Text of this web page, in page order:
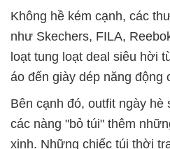
Không hề kém cạnh, các
như Skechers, FILA,
loạt tung loạt deal siêu hời
áo đến giày dép năng động
Bên cạnh đó, outfit ngày hè
các nàng "bỏ túi" thêm
xinh. Những chiếc túi thời